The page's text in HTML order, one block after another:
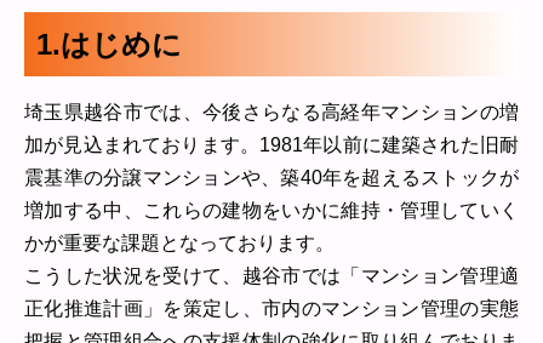
1.はじめに
埼玉県越谷市では、今後さらなる高経年マンションの増
加が見込まれております。1981年以前に建築された旧耐
震基準の分譲マンションや、築40年を超えるストックが
増加する中、これらの建物をいかに維持・管理していく
かが重要な課題となっております。
こうした状況を受けて、越谷市では「マンション管理適
正化推進計画」を策定し、市内のマンション管理の実態